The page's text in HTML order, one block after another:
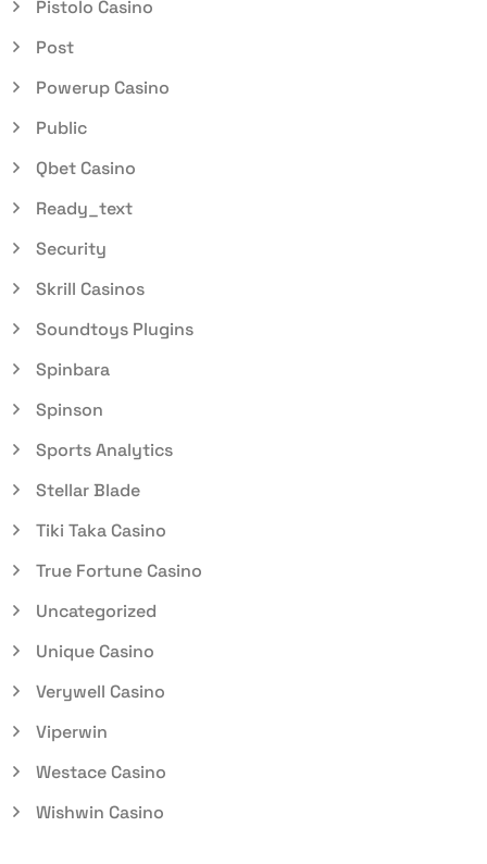
Pistolo Casino
Post
Powerup Casino
Public
Qbet Casino
Ready_text
Security
Skrill Casinos
Soundtoys Plugins
Spinbara
Spinson
Sports Analytics
Stellar Blade
Tiki Taka Casino
True Fortune Casino
Uncategorized
Unique Casino
Verywell Casino
Viperwin
Westace Casino
Wishwin Casino